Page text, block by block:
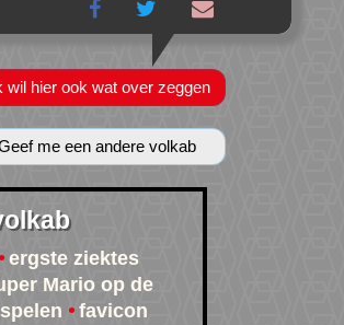
wil hier ook wat over zeggen
me een andere volkab
ergste ziektes
Mario op de
favicon